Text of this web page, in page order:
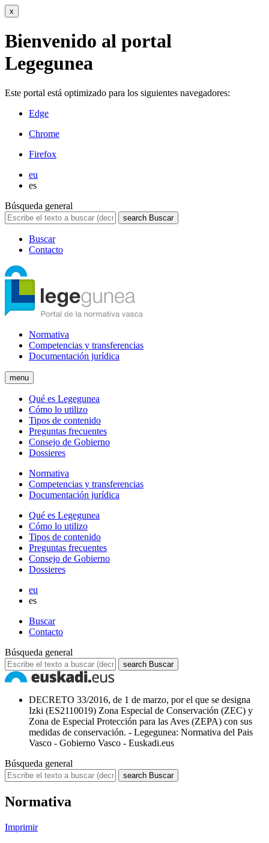
x
Bienvenido al portal
Legegunea
Este portal está optimizado para los siguientes navegadores:
Edge
Chrome
Firefox
eu
es
Búsqueda general
search Buscar
Buscar
Contacto
Normativa
Competencias y transferencias
Documentación jurídica
menu
Qué es Legegunea
Cómo lo utilizo
Tipos de contenido
Preguntas frecuentes
Consejo de Gobierno
Dossieres
Normativa
Competencias y transferencias
Documentación jurídica
Qué es Legegunea
Cómo lo utilizo
Tipos de contenido
Preguntas frecuentes
Consejo de Gobierno
Dossieres
eu
es
Buscar
Contacto
Búsqueda general
search Buscar
DECRETO 33/2016, de 1 de marzo, por el que se designa
Izki (ES2110019) Zona Especial de Conservación (ZEC) y
Zona de Especial Protección para las Aves (ZEPA) con sus
medidas de conservación. - Legegunea: Normativa del Pais
Vasco - Gobierno Vasco - Euskadi.eus
Búsqueda general
search Buscar
Normativa
Imprimir